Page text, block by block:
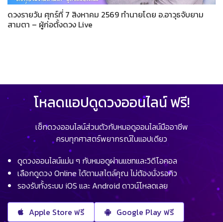
ดวงรายวัน ศุกร์ที่ 7 สิงหาคม 2569 ทำนายโดย อ.อาวุธจับยาม
สามตา – ผู้ก่อตั้งดวง Live
โหลดแอปดูดวงออนไลน์ ฟรี!
เช็กดวงออนไลน์ส่วนตัวกับหมอดูออนไลน์มืออาชีพ
ครบทุกศาสตร์พยากรณ์ในแอปเดียว
ดูดวงออนไลน์แม่น ๆ กับหมอดูผ่านแชทและวิดีโอคอล
เลือกดูดวง Online ได้ตามสไตล์คุณ ไม่ต้องนั่งรอคิว
รองรับทั้งระบบ iOS และ Android ดาวน์โหลดเลย
Apple Store ฟรี Google Play ฟรี